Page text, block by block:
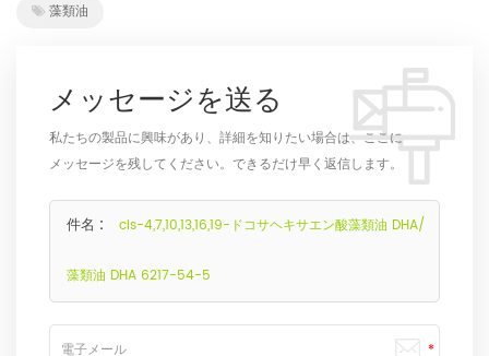
藻類油
メッセージを送る
私たちの製品に興味があり、詳細を知りたい場合は、ここに
メッセージを残してください。できるだけ早く返信します。
件名 : cis-4,7,10,13,16,19-ドコサヘキサエン酸藻類油 DHA/
藻類油 DHA 6217-54-5